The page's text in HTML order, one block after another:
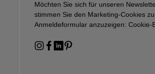
Möchten Sie sich für unseren
stimmen Sie den Marketing-Cookies
Anmeldeformular anzuzeigen: Cookie-